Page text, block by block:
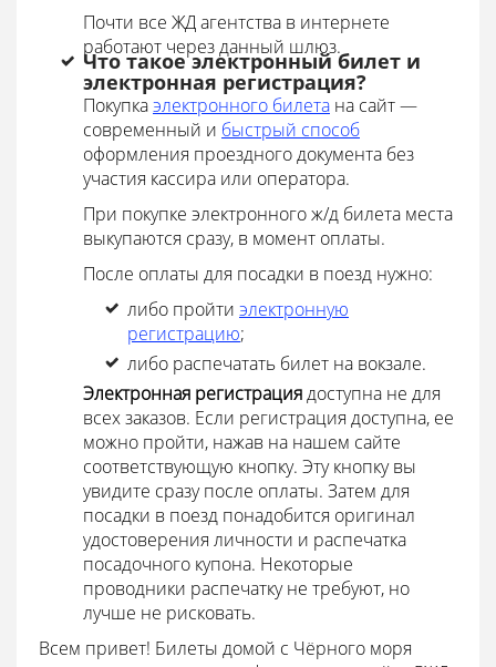
Почти все ЖД агентства в интернете
работают через данный шлюз.
Что такое электронный билет и
электронная регистрация?
Покупкаэлектронного билета на сайт —
современный и быстрый способ
оформления проездного документа без
участия кассира или оператора.
При покупке электронного ж/д билета места
выкупаются сразу, в момент оплаты.
После оплаты для посадки в поезд нужно:
либо пройти электронную
регистрацию;
либо распечатать билет на вокзале.
Электронная регистрациядоступна не для
всех заказов. Если регистрация доступна, ее
можно пройти, нажав на нашем сайте
соответствующую кнопку. Эту кнопку вы
увидите сразу после оплаты. Затем для
посадки в поезд понадобится оригинал
удостоверения личности и распечатка
посадочного купона. Некоторые
проводники распечатку не требуют, но
лучше не рисковать.
Всем привет! Билеты домой с Чёрного моря